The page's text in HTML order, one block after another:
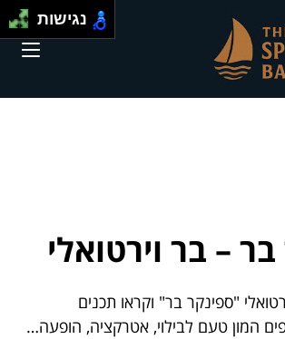
– בר וירטואלי
"ספינקר בר" וקראו תכנים
המון טעם לבילוי, אטרקציה, הופעה…
נגישות